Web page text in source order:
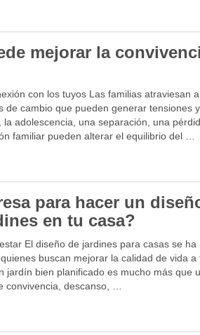
mejorar la
con los tuyos Las familias atraviesan
de cambio que pueden generar tensiones y
adolescencia, una separación, una
familiar pueden alterar el equilibrio del …
para hacer un
en tu casa?
El diseño de jardines para casas se ha
buscan mejorar la calidad de vida a
jardín bien planificado es mucho más que
convivencia, descanso, …